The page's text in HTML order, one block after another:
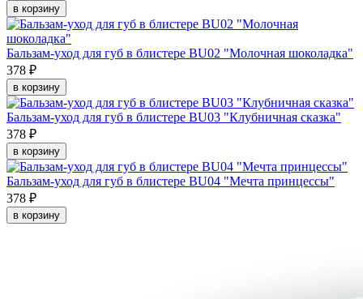
в корзину
Бальзам-уход для губ в блистере BU02 "Молочная шоколадка"
378 ₽
в корзину
Бальзам-уход для губ в блистере BU03 "Клубничная сказка"
378 ₽
в корзину
Бальзам-уход для губ в блистере BU04 "Мечта принцессы"
378 ₽
в корзину